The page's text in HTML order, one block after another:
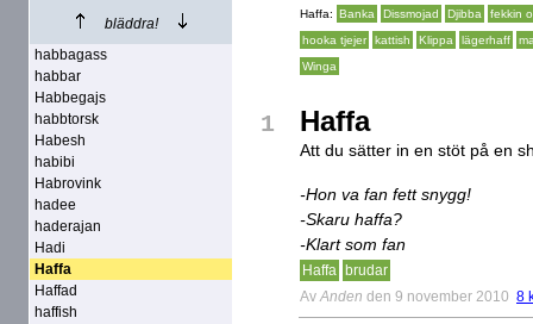
bläddra!
habbagass
habbar
Habbegajs
habbtorsk
Habesh
habibi
Habrovink
hadee
haderajan
Hadi
Haffa
Haffad
haffish
Haffa: Banka Dissmojad Djibba
fekkin
hooka tjejer
kattish Klippa lägerhaff
Winga
1 Haffa
Att du sätter in en stöt på en
-Hon va fan fett snygg!
-Skaru haffa?
-Klart som fan
Haffa brudar
Av Anden den 9 november 2010 8